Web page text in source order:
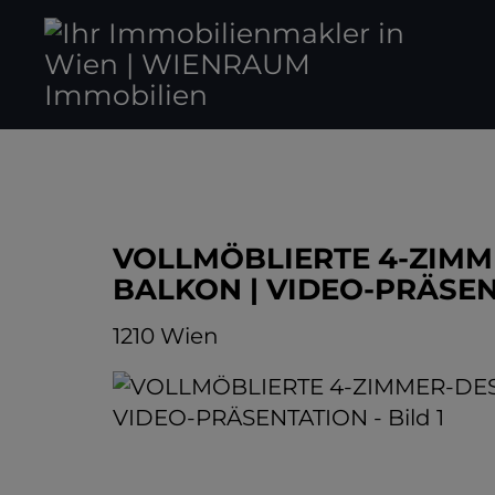
VOLLMÖBLIERTE 4-
BALKON | VIDEO-
1210 Wien